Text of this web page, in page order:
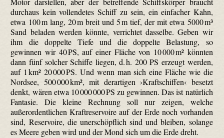
durchaus kein vollendetes Schiff zu sein, ein einfacher Kahn,
etwa 100 m lang, 20 m breit und 5 m tief, der mit etwa 5000 m³
Sand beladen werden könnte, verrichtet dasselbe. Geben wir
ihm die doppelte Tiefe und die doppelte Belastung, so
gewinnen wir 40 PS, auf einer Fläche von 10 000 m² könnten
dann fünf solcher Schiffe liegen, d. h. 200 PS erzeugt werden,
auf 1 km² 20 000 PS. Und wenn man sich eine Fläche wie die
Nordsee, 500 000 km², mit derartigen ›Kraftschiffen‹ besetzt
denkt, wären etwa 10 000 000 PS zu gewinnen. Das ist natürlich
Fantasie. Die kleine Rechnung soll nur zeigen, welche
außerordentlichen Kraftreservoire auf der Erde noch vorhanden
sind, Reservoire, die unerschöpflich sind und bleiben, solange
es Meere geben wird und der Mond sich um die Erde dreht.